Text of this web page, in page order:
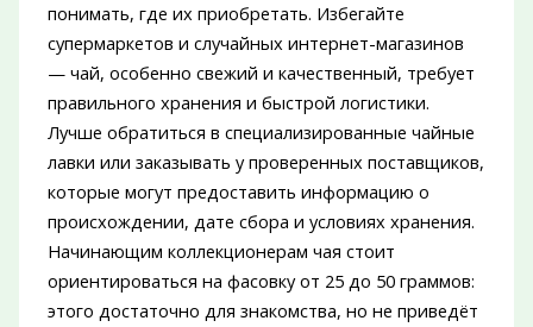
понимать, где их приобретать. Избегайте
супермаркетов и случайных интернет-магазинов
— чай, особенно свежий и качественный, требует
правильного хранения и быстрой логистики.
Лучше обратиться в специализированные чайные
лавки или заказывать у проверенных поставщиков,
которые могут предоставить информацию о
происхождении, дате сбора и условиях хранения.
Начинающим коллекционерам чая стоит
ориентироваться на фасовку от 25 до 50 граммов:
этого достаточно для знакомства, но не приведёт